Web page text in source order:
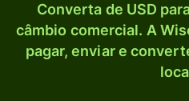
Converta de USD
câmbio comercial. A
pagar, enviar e